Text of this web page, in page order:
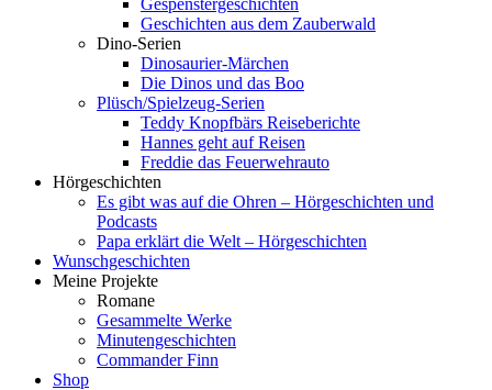
Gespenstergeschichten
Geschichten aus dem Zauberwald
Dino-Serien
Dinosaurier-Märchen
Die Dinos und das Boo
Plüsch/Spielzeug-Serien
Teddy Knopfbärs Reiseberichte
Hannes geht auf Reisen
Freddie das Feuerwehrauto
Hörgeschichten
Es gibt was auf die Ohren – Hörgeschichten und
Podcasts
Papa erklärt die Welt – Hörgeschichten
Wunschgeschichten
Meine Projekte
Romane
Gesammelte Werke
Minutengeschichten
Commander Finn
Shop